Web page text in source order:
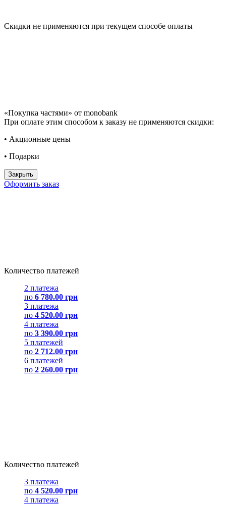
Скидки не применяются при текущем способе оплаты
«Покупка частями» от monobank
При оплате этим способом к заказу не применяются скидки:
• Акционные цены
• Подарки
Закрыть
Оформить заказ
Количество платежей
2 платежа
по 6 780.00 грн
3 платежа
по 4 520.00 грн
4 платежа
по 3 390.00 грн
5 платежей
по 2 712.00 грн
6 платежей
по 2 260.00 грн
Количество платежей
3 платежа
по 4 520.00 грн
4 платежа